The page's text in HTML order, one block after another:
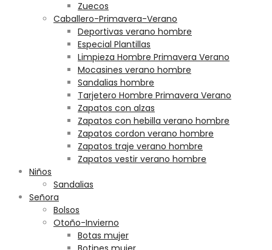
Zuecos
Caballero-Primavera-Verano
Deportivas verano hombre
Especial Plantillas
Limpieza Hombre Primavera Verano
Mocasines verano hombre
Sandalias hombre
Tarjetero Hombre Primavera Verano
Zapatos con alzas
Zapatos con hebilla verano hombre
Zapatos cordon verano hombre
Zapatos traje verano hombre
Zapatos vestir verano hombre
Niños
Sandalias
Señora
Bolsos
Otoño-Invierno
Botas mujer